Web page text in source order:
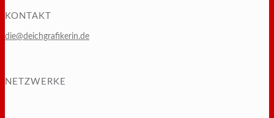
KONTAKT
die@deichgrafikerin.de
NETZWERKE